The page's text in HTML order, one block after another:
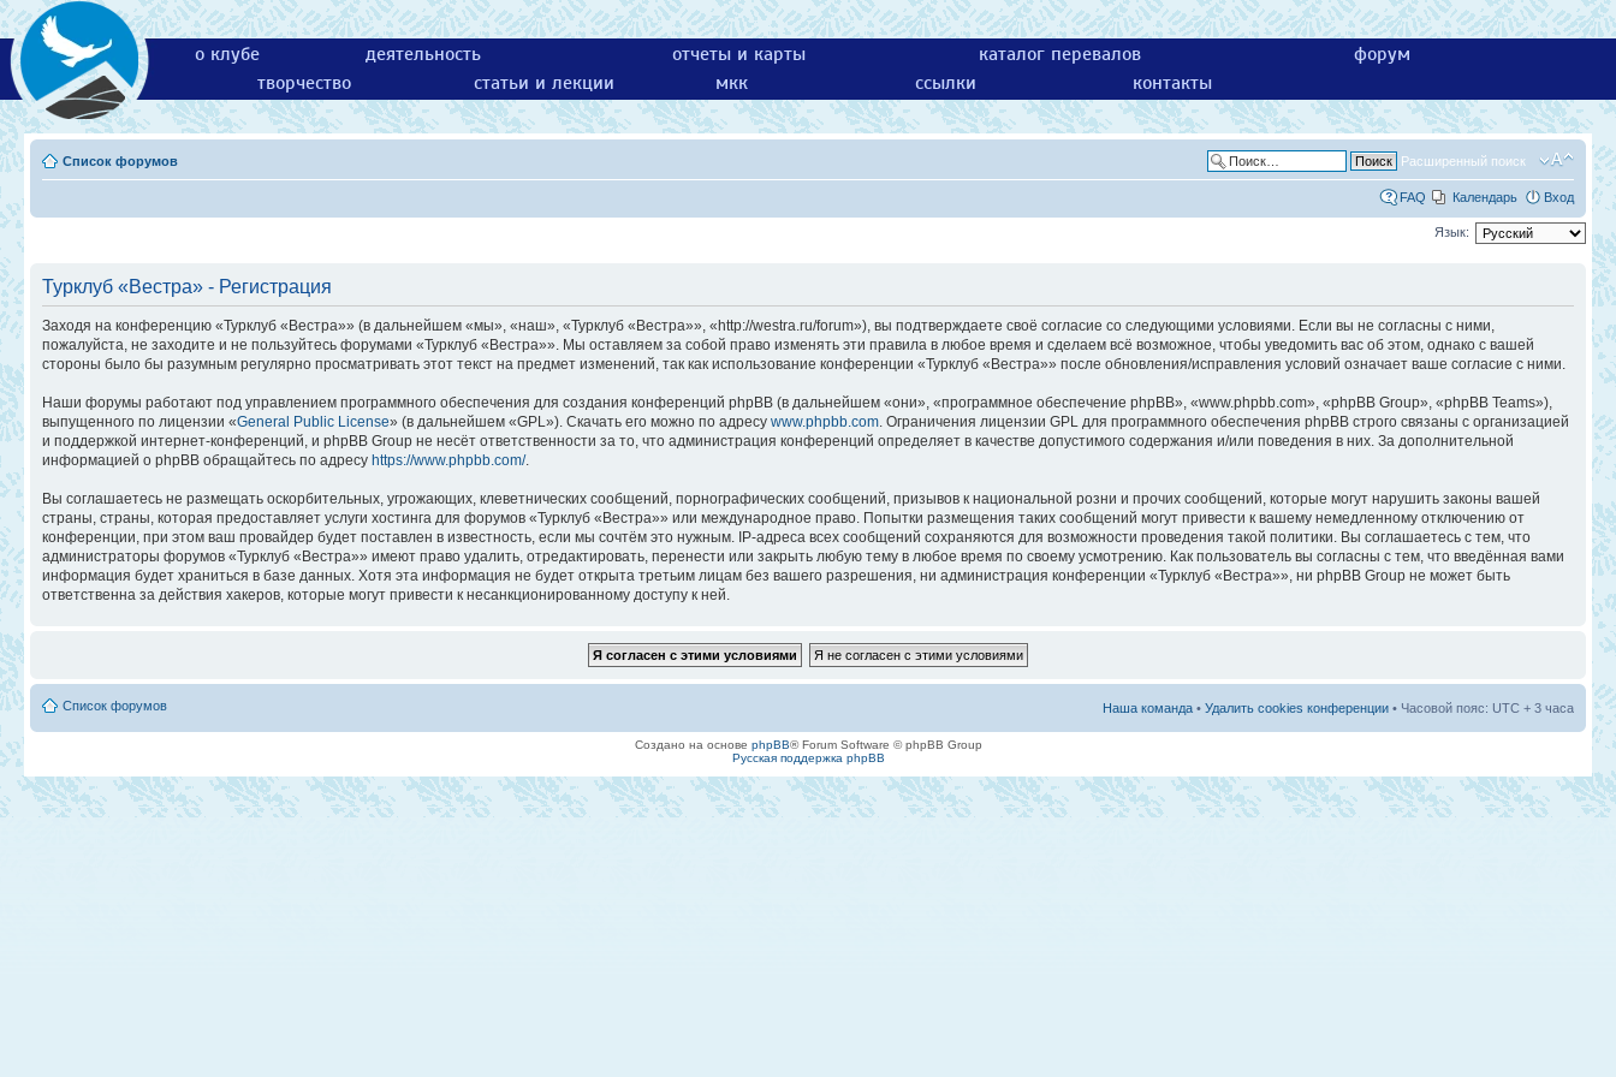
о клубе деятельность отчеты и карты каталог перевалов
форум
творчество
статьи и лекции мкк ссылки контакты
Список форумов Расширенный поиск
FAQ Календарь Вход
Язык:
Турклуб «Вестра» - Регистрация
Заходя на конференцию «Турклуб «Вестра»» (в дальнейшем «мы», «наш», «Турклуб «Вестра»», «http://westra.ru/forum»), вы подтверждаете своё согласие со следующими условиями. Если вы не согласны с ними,
пожалуйста, не заходите и не пользуйтесь форумами «Турклуб «Вестра»». Мы оставляем за собой право изменять эти правила в любое время и сделаем всё возможное, чтобы уведомить вас об этом, однако с вашей
стороны было бы разумным регулярно просматривать этот текст на предмет изменений, так как использование конференции «Турклуб «Вестра»» после обновления/исправления условий означает ваше согласие с ними.
Наши форумы работают под управлением программного обеспечения для создания конференций phpBB (в дальнейшем «они», «программное обеспечение phpBB», «www.phpbb.com», «phpBB Group», «phpBB Teams»),
выпущенного по лицензии «General Public License» (в дальнейшем «GPL»). Скачать его можно по адресу www.phpbb.com. Ограничения лицензии GPL для программного обеспечения phpBB строго связаны с организацией
и поддержкой интернет-конференций, и phpBB Group не несёт ответственности за то, что администрация конференций определяет в качестве допустимого содержания и/или поведения в них. За дополнительной
информацией о phpBB обращайтесь по адресу https://www.phpbb.com/.
Вы соглашаетесь не размещать оскорбительных, угрожающих, клеветнических сообщений, порнографических сообщений, призывов к национальной розни и прочих сообщений, которые могут нарушить законы вашей
страны, страны, которая предоставляет услуги хостинга для форумов «Турклуб «Вестра»» или международное право. Попытки размещения таких сообщений могут привести к вашему немедленному отключению от
конференции, при этом ваш провайдер будет поставлен в известность, если мы сочтём это нужным. IP-адреса всех сообщений сохраняются для возможности проведения такой политики. Вы соглашаетесь с тем, что
администраторы форумов «Турклуб «Вестра»» имеют право удалить, отредактировать, перенести или закрыть любую тему в любое время по своему усмотрению. Как пользователь вы согласны с тем, что введённая вами
информация будет храниться в базе данных. Хотя эта информация не будет открыта третьим лицам без вашего разрешения, ни администрация конференции «Турклуб «Вестра»», ни phpBB Group не может быть
ответственна за действия хакеров, которые могут привести к несанкционированному доступу к ней.
Список форумов Наша команда • Удалить cookies конференции • Часовой пояс: UTC + 3 часа
Создано на основе phpBB® Forum Software © phpBB Group
Русская поддержка phpBB